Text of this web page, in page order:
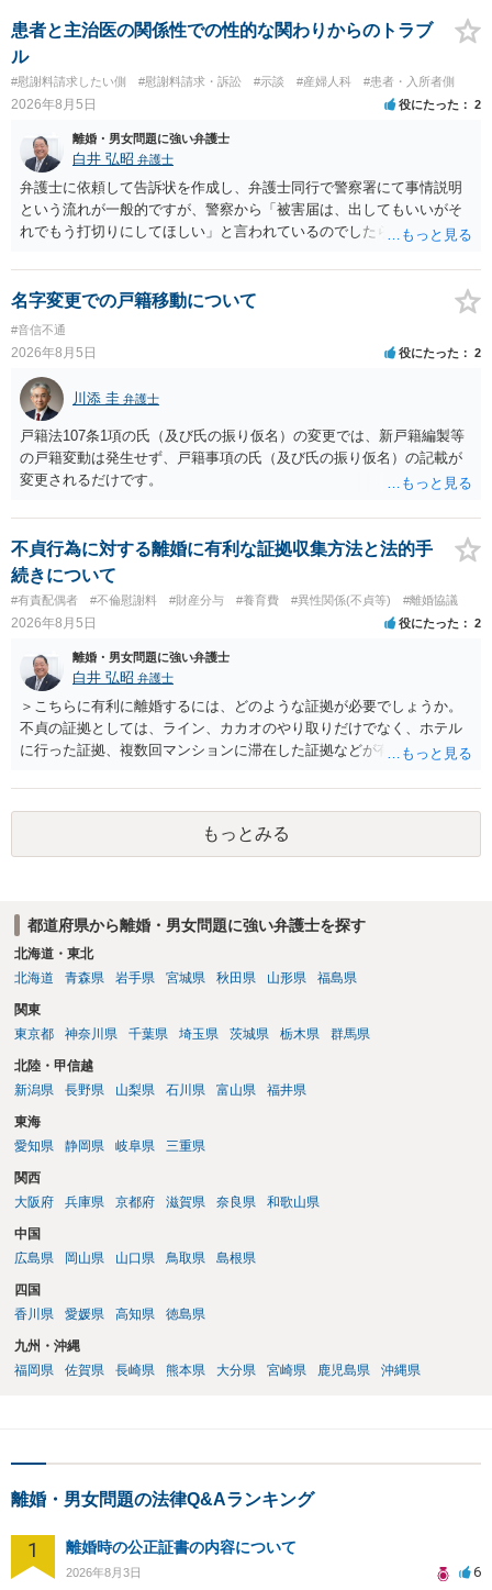
われます。 一度、最寄りの弁護士に相談してみてください。
患者と主治医の関係性での性的な関わりからのトラブ
ル
#慰謝料請求したい側 #慰謝料請求・訴訟 #示談 #産婦人科 #患者・入所者側
2026年8月5日 役にたった 2
離婚・男女問題に強い弁護士
白井 弘昭 弁護士
弁護士に依頼して告訴状を作成し、弁護士同行で警察署にて事情説明
という流れが一般的ですが、警察から「被害届は、出してもいいがそ
れでもう打切りにしてほしい」と言われているのでしたら、あまり結
検察庁に訴えるのもありかもしれないですが、実際に捜査をするの
は、結局所轄だと思われますので、やはり結論は変わらないかもしれ
ないです。 一度、最寄りの「刑事に強い」とうたっている弁護士に相
談してみてはいかがでしょうか。 以上、ご参考まで。
名字変更での戸籍移動について
#音信不通
2026年8月5日 役にたった 2
川添 圭 弁護士
戸籍法107条1項の氏（及び氏の振り仮名）の変更では、新戸籍編製等
の戸籍変動は発生せず、戸籍事項の氏（及び氏の振り仮名）の記載が
変更されるだけです。
不貞行為に対する離婚に有利な証拠収集方法と法的手
続きについて
#有責配偶者 #不倫慰謝料 #財産分与 #養育費 #異性関係(不貞等) #離婚協議
2026年8月5日 役にたった 2
離婚・男女問題に強い弁護士
白井 弘昭 弁護士
＞こちらに有利に離婚するには、どのような証拠が必要でしょうか。
不貞の証拠としては、ライン、カカオのやり取りだけでなく、ホテル
に行った証拠、複数回マンションに滞在した証拠などが有効です。 不
婚する、慰謝料をとるなど）ことができると思われます。 ただし、不
貞発覚後、長期間同居を続けると、不貞を許したとの評価につながる
場合がありますので、ご注意ください。 以上、ご参考まで。
もっとみる
都道府県から離婚・男女問題に強い弁護士を探す
北海道・東北
北海道
青森県 岩手県 宮城県 秋田県 山形県 福島県
関東
東京都
神奈川県 千葉県 埼玉県 茨城県 栃木県 群馬県
北陸・甲信越
新潟県
長野県 山梨県 石川県 富山県 福井県
東海
愛知県
静岡県 岐阜県 三重県
関西
大阪府
兵庫県 京都府 滋賀県 奈良県 和歌山県
中国
広島県
岡山県 山口県 鳥取県 島根県
四国
香川県
愛媛県 高知県 徳島県
九州・沖縄
福岡県
佐賀県 長崎県 熊本県 大分県 宮崎県 鹿児島県 沖縄県
離婚・男女問題の法律Q&Aランキング
1 離婚時の公正証書の内容について
2026年8月3日 6